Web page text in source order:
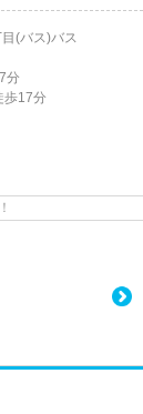
(バス)バス
分
歩17分